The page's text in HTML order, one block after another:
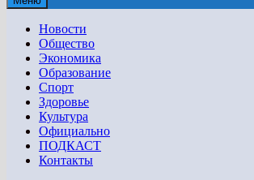
Новости
Общество
Экономика
Образование
Спорт
Здоровье
Культура
Официально
ПОДКАСТ
Контакты